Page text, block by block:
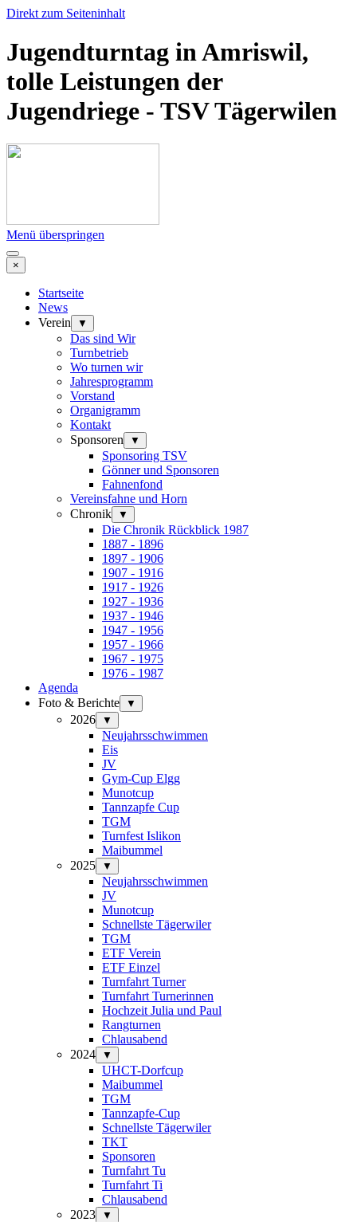
Direkt zum Seiteninhalt
Jugendturntag in Amriswil,
tolle Leistungen der
Jugendriege - TSV Tägerwilen
Menü überspringen
×
Startseite
News
Verein
▼
Das sind Wir
Turnbetrieb
Wo turnen wir
Jahresprogramm
Vorstand
Organigramm
Kontakt
Sponsoren
▼
Sponsoring TSV
Gönner und Sponsoren
Fahnenfond
Vereinsfahne und Horn
Chronik
▼
Die Chronik Rückblick 1987
1887 - 1896
1897 - 1906
1907 - 1916
1917 - 1926
1927 - 1936
1937 - 1946
1947 - 1956
1957 - 1966
1967 - 1975
1976 - 1987
Agenda
Foto & Berichte
▼
2026 ▼
Neujahrsschwimmen
Eis
JV
Gym-Cup Elgg
Munotcup
Tannzapfe Cup
TGM
Turnfest Islikon
Maibummel
2025
▼
Neujahrsschwimmen
JV
Munotcup
Schnellste Tägerwiler
TGM
ETF Verein
ETF Einzel
Turnfahrt Turner
Turnfahrt Turnerinnen
Hochzeit Julia und Paul
Rangturnen
Chlausabend
2024
▼
UHCT-Dorfcup
Maibummel
TGM
Tannzapfe-Cup
Schnellste Tägerwiler
TKT
Sponsoren
Turnfahrt Tu
Turnfahrt Ti
Chlausabend
2023
▼